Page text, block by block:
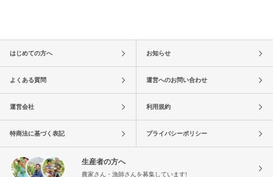
はじめての方へ お知らせ
よくある質問 運営へのお問い合わせ
運営会社 利用規約
特商法に基づく表記 プライバシーポリシー
生産者の方へ
農家さん・漁師さんを募集しています!